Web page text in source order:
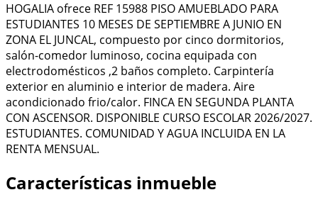
HOGALIA ofrece REF 15988 PISO AMUEBLADO PARA
ESTUDIANTES 10 MESES DE SEPTIEMBRE A JUNIO EN
ZONA EL JUNCAL, compuesto por cinco dormitorios,
salón-comedor luminoso, cocina equipada con
electrodomésticos ,2 baños completo. Carpintería
exterior en aluminio e interior de madera. Aire
acondicionado frio/calor. FINCA EN SEGUNDA PLANTA
CON ASCENSOR. DISPONIBLE CURSO ESCOLAR 2026/2027.
ESTUDIANTES. COMUNIDAD Y AGUA INCLUIDA EN LA
RENTA MENSUAL.
Características inmueble